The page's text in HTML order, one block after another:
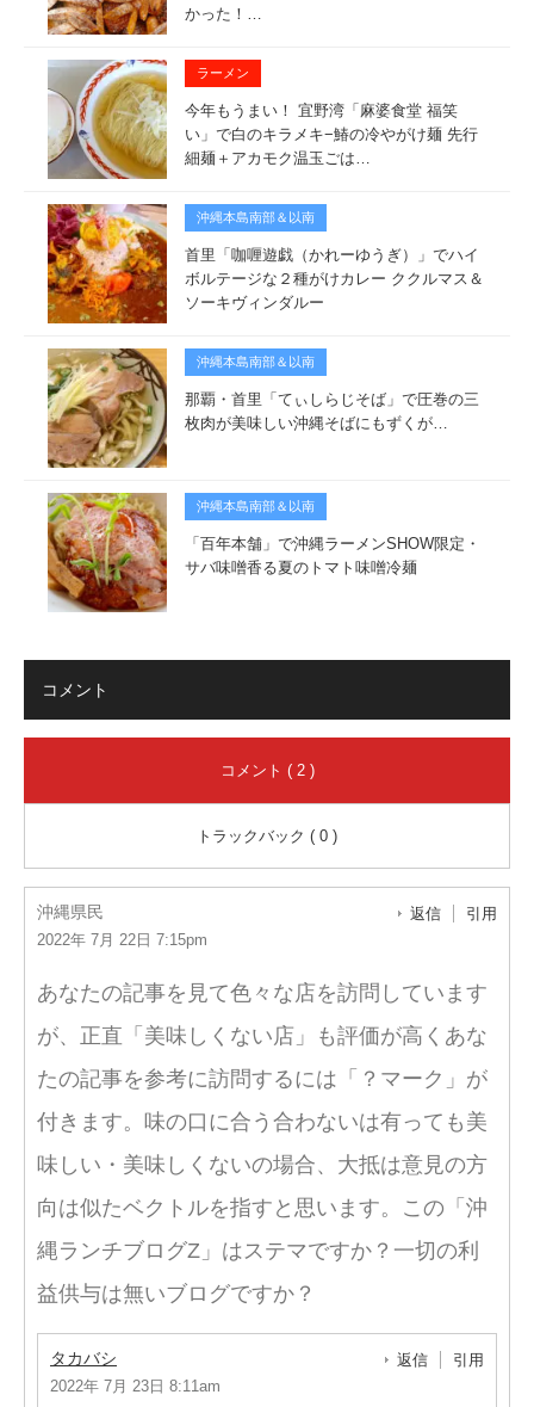
かった！…
ラーメン
今年もうまい！ 宜野湾「麻婆食堂 福笑
い」で白のキラメキ−鰆の冷やがけ麺 先行
細麺＋アカモク温玉ごは…
沖縄本島南部＆以南
首里「咖喱遊戯（かれーゆうぎ）」でハイ
ボルテージな２種がけカレー ククルマス＆
ソーキヴィンダルー
沖縄本島南部＆以南
那覇・首里「てぃしらじそば」で圧巻の三
枚肉が美味しい沖縄そばにもずくが…
沖縄本島南部＆以南
「百年本舗」で沖縄ラーメンSHOW限定・
サバ味噌香る夏のトマト味噌冷麺
コメント
コメント ( 2 )
トラックバック ( 0 )
沖縄県民
2022年 7月 22日 7:15pm
返信 引用
あなたの記事を見て色々な店を訪問しています
が、正直「美味しくない店」も評価が高くあな
たの記事を参考に訪問するには「？マーク」が
付きます。味の口に合う合わないは有っても美
味しい・美味しくないの場合、大抵は意見の方
向は似たベクトルを指すと思います。この「沖
縄ランチブログZ」はステマですか？一切の利
益供与は無いブログですか？
タカバシ
2022年 7月 23日 8:11am
返信 引用